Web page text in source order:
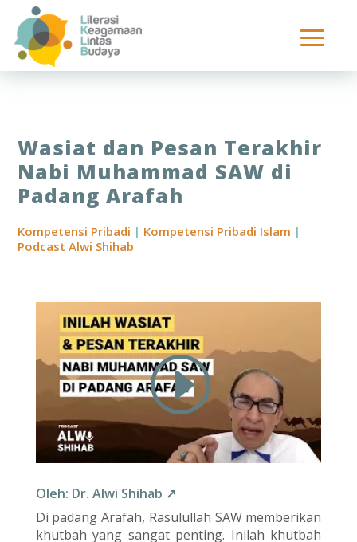
Wasiat dan Pesan Terakhir
Nabi Muhammad SAW di
Padang Arafah
Kompetensi Pribadi | Kompetensi Pribadi Islam |
Podcast Alwi Shihab
Oleh: Dr. Alwi Shihab ↗
Di padang Arafah, Rasulullah SAW memberikan
khutbah yang sangat penting. Inilah khutbah